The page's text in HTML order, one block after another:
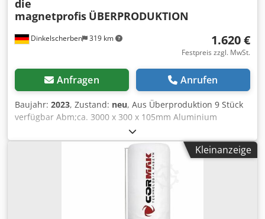
Dinkelscherben 319 km
die
magnetprofis ÜBERPRODUKTION
1.620 €
Festpreis zzgl. MwSt.
Anfragen Anrufen
Baujahr: 2023, Zustand: neu, Aus Überproduktion 9 Stück
verfügbar Abm;ca. 3000 x 300 x 105mm Aluminium
Konstruktion: Fördergurtbreite ohne Wellenkante PVC-
Fördergurt glatt Fördergurt grün, 2-lagig besonders
querstabil endlos verschweißt mit Stufenverbindung *
antistatisch durch Fäden im Gewebe der Laufseite Antrieb:
Motor ca. 0,18Kw, Schnelligkeit 0,3m/sec. * mit
Frequenzrichter steuerbar Csdpsff Hgajfx Ah Ssha
Anschluss 220/400V, 50Hz Schutzart IP54 Antrieb, Motor-
Kleinanzeige